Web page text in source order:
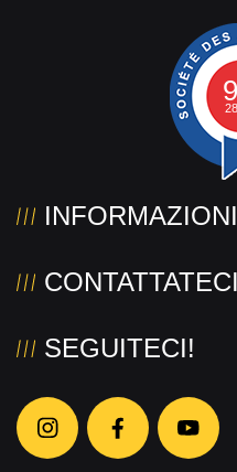
CONTATTATECI
SEGUITECI!